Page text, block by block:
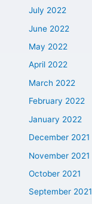
July 2022
June 2022
May 2022
April 2022
March 2022
February 2022
January 2022
December 2021
November 2021
October 2021
September 2021